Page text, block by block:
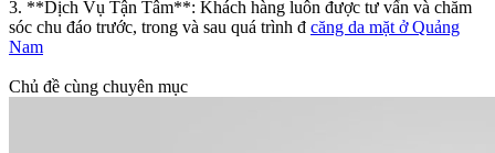
3. **Dịch Vụ Tận Tâm**: Khách hàng luôn được tư vấn và chăm
sóc chu đáo trước, trong và sau quá trình đ căng da mặt ở Quảng
Nam
Chủ đề cùng chuyên mục